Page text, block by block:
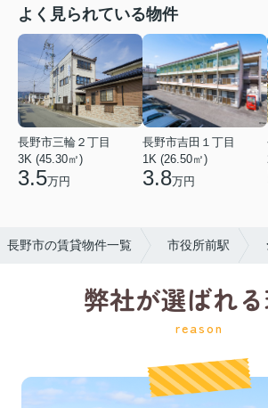
よく見られている物件
長野市三輪２丁目
3K (45.30㎡)
3.5万円
長野市吉田１丁目
1K (26.50㎡)
3.8万円
長野市の賃貸物件一覧 市役所前駅
弊社が選ばれ
reason